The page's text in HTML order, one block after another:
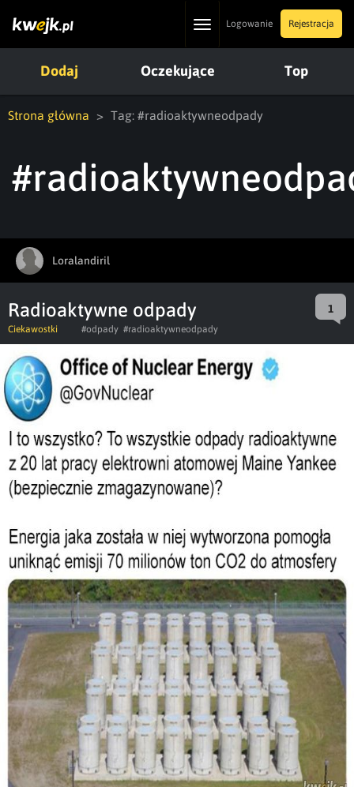
ToggleLogowanie Rejestracja
Dodaj Oczekujące Top
Strona główna Tag: #radioaktywneodpady
Loralandiril
Radioaktywne odpady 1
Ciekawostki #odpady #radioaktywneodpady